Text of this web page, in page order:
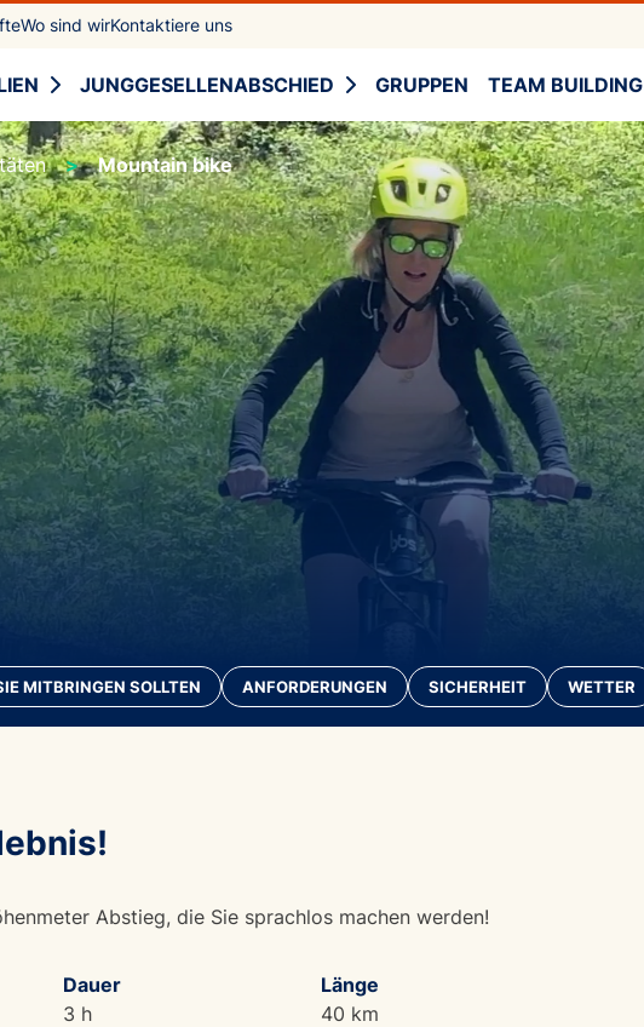
Wo sind wirKontaktiere uns
JUNGGESELLENABSCHIED GRUPPEN TEAM BUILDING
Mountain bike
MITBRINGEN SOLLTEN ANFORDERUNGEN SICHERHEIT WETTER
Abstieg, die Sie sprachlos machen werden!
Dauer
3 h
Länge
40 km